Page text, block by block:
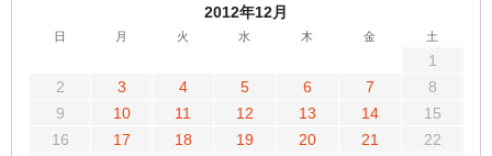
2012年12月
日 月 火 水 木 金 土
1
2
3 4 5 6 7
8
9
10 11 12 13 14
15
16
17 18 19 20 21
22